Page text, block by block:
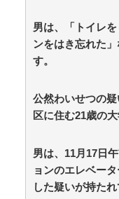
NEW!
(8/9 02:49)
36歳の彼女と結
ら信じられない言
ライン
夫婦なのに、心が
険な現場お断りし
が業界事情を告白 /
【画像】あのち
MAP(総合)
NEW!
男は、「トイレ
ンをはき忘れた
す。
公然わいせつの
区に住む21歳の大
男は、11月17日
ョンのエレベー
した疑いが持たれ